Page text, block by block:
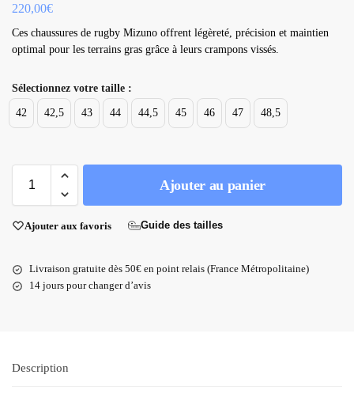
220,00€
Ces chaussures de rugby Mizuno offrent légèreté, précision et maintien
optimal pour les terrains gras grâce à leurs crampons vissés.
Sélectionnez votre taille :
42 42,5 43 44 44,5 45 46 47 48,5
Ajouter au panier
Ajouter aux favoris Guide des tailles
Livraison gratuite dès 50€ en point relais (France Métropolitaine)
14 jours pour changer d’avis
Description